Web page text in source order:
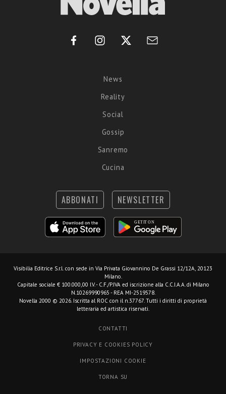
News
Reality
Social
Gossip
Sanremo
Cucina
ABBONATI NEWSLETTER
Visibilia Editrice S.r.l. con sede in Via Privata Giovannino De Grassi 12/12A, 20123
Milano.
Capitale sociale € 100.000,00 I.V. - C.F./P.IVA ed iscrizione alla C.C.I.A.A. di Milano
N.10269990965 - REA MI-2519578.
Novella 2000 © 2026. Iscritta al ROC con il n.37767. Tutti i diritti di proprietà
letteraria ed artistica riservati.
CONTATTI
PRIVACY E COOKIES POLICY
IMPOSTAZIONI COOKIE
TORNA SU